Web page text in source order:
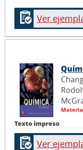
Ver
Texto impreso
Ver